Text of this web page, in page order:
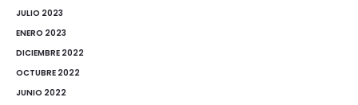
JULIO 2023
ENERO 2023
DICIEMBRE 2022
OCTUBRE 2022
JUNIO 2022